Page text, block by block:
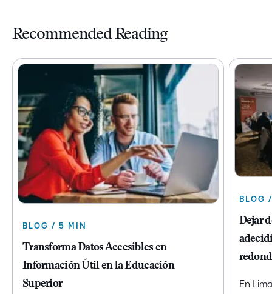
Recommended Reading
BLOG / 5 MIN
Transforma Datos Accesibles en
Información Útil en la Educación
Superior
BLOG
Dejar
En